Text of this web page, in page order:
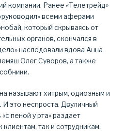
компании. Ранее «Телетрейд»
всеми аферами
который скрываясь от
органов, скончался в
наследовали вдова Анна
Олег Суворов, а также
называют хитрым, одиозным и
это неспроста. Двуличный
пеной у рта» раздает
так и сотрудникам.